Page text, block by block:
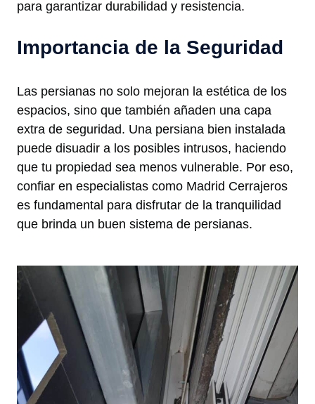
para garantizar durabilidad y resistencia.
Importancia de la Seguridad
Las persianas no solo mejoran la estética de los
espacios, sino que también añaden una capa
extra de seguridad. Una persiana bien instalada
puede disuadir a los posibles intrusos, haciendo
que tu propiedad sea menos vulnerable. Por eso,
confiar en especialistas como Madrid Cerrajeros
es fundamental para disfrutar de la tranquilidad
que brinda un buen sistema de persianas.